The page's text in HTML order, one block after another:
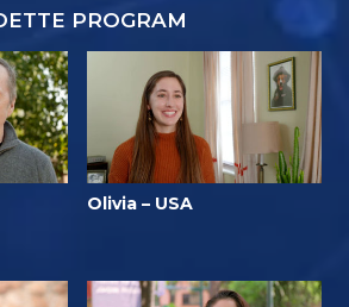
PROGRAM
Olivia – USA